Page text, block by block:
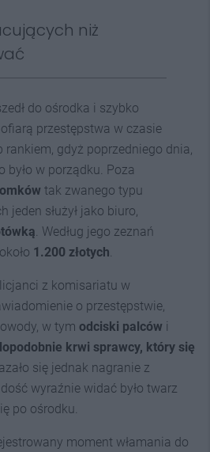
niż
do ośrodka i szybko
ofiarą przestępstwa w czasie
gdyż poprzedniego dnia,
było w porządku. Poza
tak zwanego typu
jeden służył jako biuro,
. Według jego zeznań
1.200 złotych.
z komisariatu w
o przestępstwie,
w tym odciski palców i
krwi sprawcy, który się
się jednak nagranie z
wyraźnie widać było twarz
po ośrodku.
moment włamania do